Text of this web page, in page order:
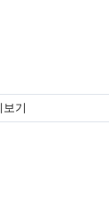
보기